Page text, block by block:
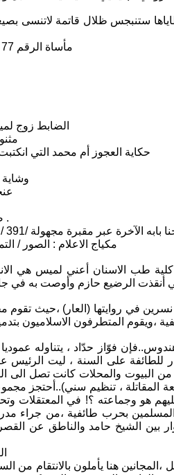
الذرة التاريخية المتشظية في مدينة حماه شباط 1982ومن شظاياها
*مأساة الرقم 77 أعني السجين الطبيب عدنان
*الضابط زوج
*حكاية العجوز أم محمد التي
*صلابة المناضل المطارد غالب .
*مكياج الاعلام : الصور /
طب الاسنان أعني لميس هي
نسرين في روايتها (العار) ،حيث
فوّاز حدّاد ، يتناوله عموديا
شيخ الجامع السني (إنتصار للطائفة على السنة ،
البيوت والمحلات كانت تصل الى
المقاتلة ، تنظيم سني)..أحتجز
هو وجماعته ؟! في المعتقلات
المسلمين بحرب طائفية ،من جراء
التنظيم لمعظم كوادره واعتقال الآلاف../ 320) ومن الحوار بين